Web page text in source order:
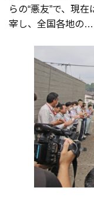
らの“悪友”で、現
宰し、全国各地の…